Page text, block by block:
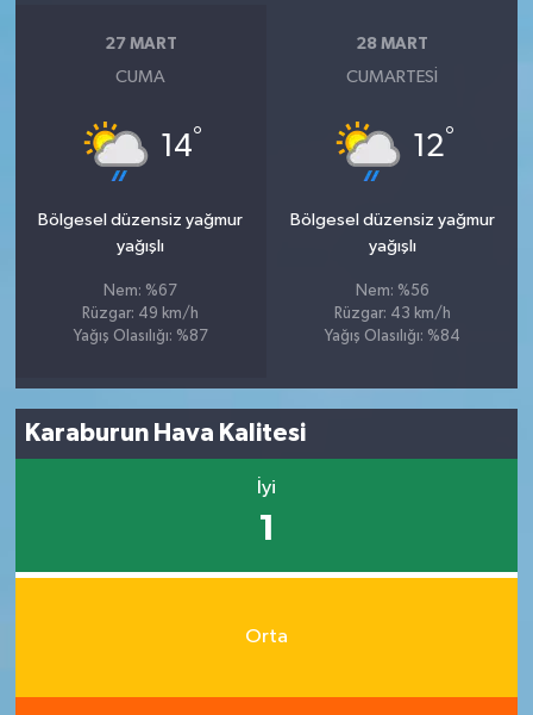
27 MART
CUMA
14°
Bölgesel düzensiz yağmur
yağışlı
Nem: %67
Rüzgar: 49 km/h
Yağış Olasılığı: %87
28 MART
CUMARTESI
12°
Bölgesel düzensiz yağmur
yağışlı
Nem: %56
Rüzgar: 43 km/h
Yağış Olasılığı: %84
Karaburun Hava Kalitesi
İyi
1
Orta